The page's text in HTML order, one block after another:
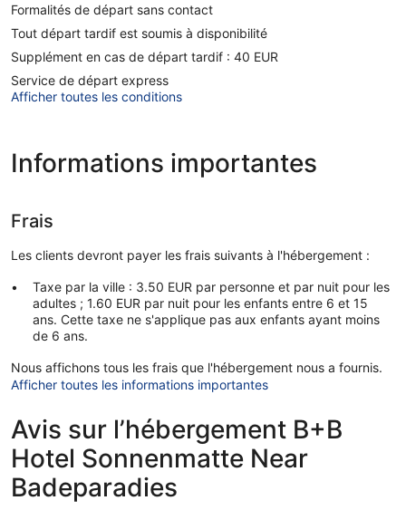
Formalités de départ sans contact
Tout départ tardif est soumis à disponibilité
Supplément en cas de départ tardif : 40 EUR
Service de départ express
Afficher toutes les conditions
Informations importantes
Frais
Les clients devront payer les frais suivants à l'hébergement :
Taxe par la ville : 3.50 EUR par personne et par nuit pour les
adultes ; 1.60 EUR par nuit pour les enfants entre 6 et 15
ans. Cette taxe ne s'applique pas aux enfants ayant moins
de 6 ans.
Nous affichons tous les frais que l'hébergement nous a fournis.
Afficher toutes les informations importantes
Avis sur l’hébergement B+B
Hotel Sonnenmatte Near
Badeparadies